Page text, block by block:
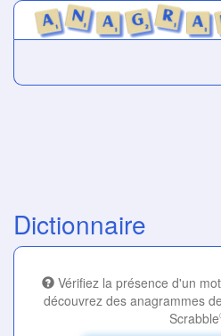
Dictionnaire
Vérifiez la présence d'un
découvrez des anagrammes
Scrabble